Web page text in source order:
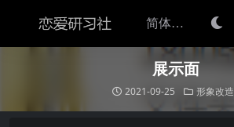
展示面
2021-09-25 形象改造